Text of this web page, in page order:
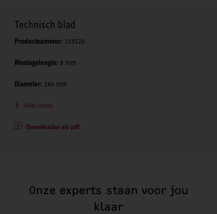
Technisch blad
Productnummer: 159320
Montagelengte: 8 mm
Diameter: 160 mm
Alles tonen
Downloaden als pdf
Onze experts staan voor jou
klaar